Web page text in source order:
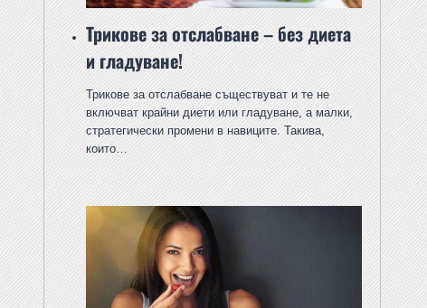
Трикове за отслабване – без диета
и гладуване!
Трикове за отслабване съществуват и те не
включват крайни диети или гладуване, а малки,
стратегически промени в навиците. Такива,
които…